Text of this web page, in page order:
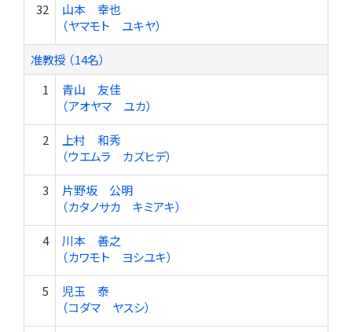
32
山本 幸也
（ヤマモト ユキヤ）
准教授 （14名）
1
青山 友佳
（アオヤマ ユカ）
2
上村 和秀
（ウエムラ カズヒデ）
3
片野坂 公明
（カタノサカ キミアキ）
4
川本 善之
（カワモト ヨシユキ）
5
児玉 泰
（コダマ ヤスシ）